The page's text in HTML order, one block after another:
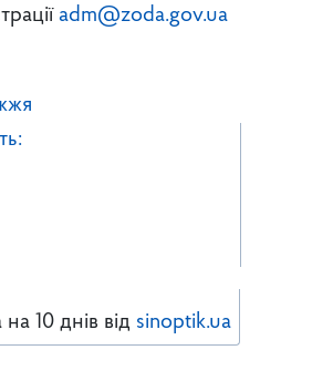
adm@zoda.gov.ua
10 днів від sinoptik.ua